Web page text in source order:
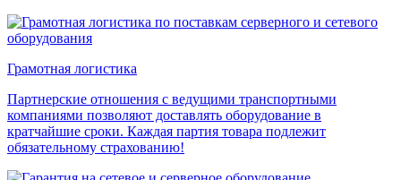
Грамотная логистика
Партнерские отношения с ведущими транспортными
компаниями позволяют доставлять оборудование в
кратчайшие сроки. Каждая партия товара подлежит
обязательному страхованию!